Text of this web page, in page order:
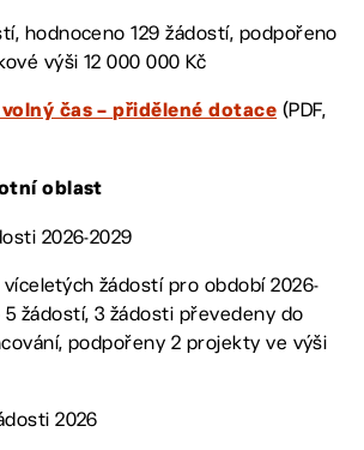
hodnoceno 129 žádostí, podpořeno
výši 12 000 000 Kč
čas – přidělené dotace (PDF,
oblast
2026-2029
žádostí pro období 2026-
žádostí, 3 žádosti převedeny do
podpořeny 2 projekty ve výši
2026